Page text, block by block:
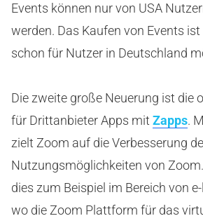
Events können nur von USA
werden. Das Kaufen von Events
schon für Nutzer in Deutschland
Die zweite große Neuerung ist die
für Drittanbieter Apps mit Zapps.
zielt Zoom auf die Verbesserung
Nutzungsmöglichkeiten von
dies zum Beispiel im Bereich von
wo die Zoom Plattform für das